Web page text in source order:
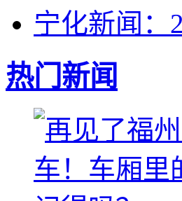
宁化新闻：
热门新闻